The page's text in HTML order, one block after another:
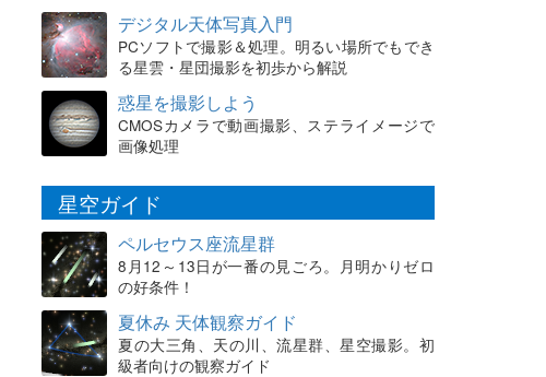
デジタル天体写真入門
PCソフトで撮影＆処理。明るい場所でもでき
る星雲・星団撮影を初歩から解説
惑星を撮影しよう
CMOSカメラで動画撮影、ステライメージで
画像処理
星空ガイド
ペルセウス座流星群
8月12～13日が一番の見ごろ。月明かりゼロ
の好条件！
夏休み 天体観察ガイド
夏の大三角、天の川、流星群、星空撮影。初
級者向けの観察ガイド